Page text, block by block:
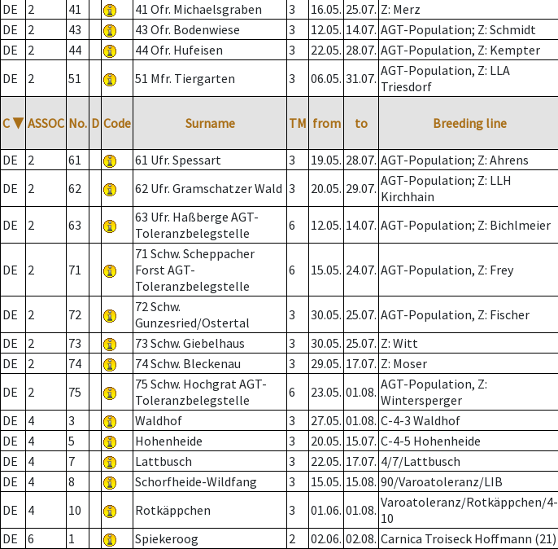
DE
2 41 41 Ofr. Michaelsgraben 3 16.05. 25.07. Z: Merz
DE
2 43 43 Ofr. Bodenwiese 3 12.05. 14.07. AGT-Population; Z: Schmidt
DE
2 44 44 Ofr. Hufeisen 3 22.05. 28.07. AGT-Population, Z: Kempter
DE
2 51 51 Mfr. Tiergarten 3 06.05. 31.07. AGT-Population, Z: LLA
Triesdorf
C ▼ ASSOC No. D Code Surname TM from to Breeding line
DE
2 61 61 Ufr. Spessart 3 19.05. 28.07. AGT-Population; Z: Ahrens
DE
2 62 62 Ufr. Gramschatzer Wald 3 20.05. 29.07. AGT-Population; Z: LLH
Kirchhain
DE 2 63
63 Ufr. Haßberge AGT-
Toleranzbelegstelle
6 12.05. 14.07. AGT-Population; Z: Bichlmeier
DE 2 71
71 Schw. Scheppacher
Forst AGT-
Toleranzbelegstelle
6 15.05. 24.07. AGT-Population, Z: Frey
DE 2 72
72 Schw.
Gunzesried/Ostertal
3 30.05. 25.07. AGT-Population, Z: Fischer
DE
2 73 73 Schw. Giebelhaus 3 30.05. 25.07. Z: Witt
DE
2 74 74 Schw. Bleckenau 3 29.05. 17.07. Z: Moser
DE
2 75
75 Schw. Hochgrat AGT-
Toleranzbelegstelle
6 23.05. 01.08. AGT-Population, Z:
Wintersperger
DE
4 3 Waldhof 3 27.05. 01.08. C-4-3 Waldhof
DE
4 5 Hohenheide 3 20.05. 15.07. C-4-5 Hohenheide
DE
4 7 Lattbusch 3 22.05. 17.07. 4/7/Lattbusch
DE
4 8 Schorfheide-Wildfang 3 15.05. 15.08. 90/Varoatoleranz/LIB
DE
4 10 Rotkäppchen 3 01.06. 01.08. Varoatoleranz/Rotkäppchen/4-
10
DE
6 1 Spiekeroog 2 02.06. 02.08. Carnica Troiseck Hoffmann (21)